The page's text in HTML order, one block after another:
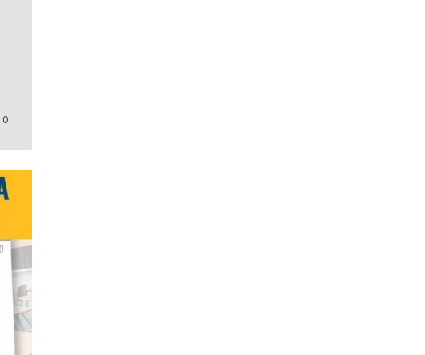
0